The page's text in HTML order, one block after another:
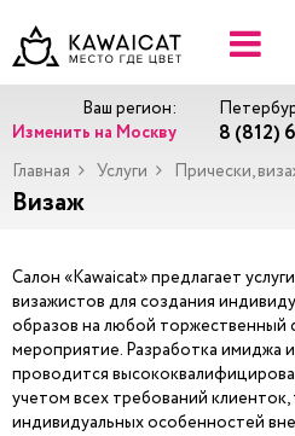
Ваш регион:
Изменить на Москву
8 (812)
Главная Услуги Прически,
Визаж
Салон «Kawaicat» предлагает
визажистов для создания
образов на любой торжественный
мероприятие. Разработка имиджа
проводится
учетом всех требований
индивидуальных особенностей